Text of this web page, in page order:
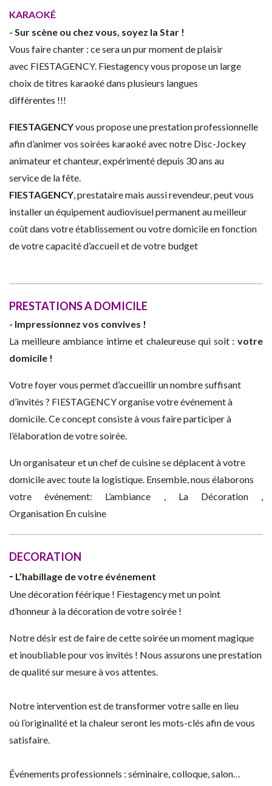
KARAOKÉ
- Sur scène ou chez vous, soyez la Star !
Vous faire chanter : ce sera un pur moment de plaisir
avec FIESTAGENCY. Fiestagency vous propose un large
choix de titres karaoké dans plusieurs langues
différentes !!!
FIESTAGENCYvous propose une prestation professionnelle
afin d’animer vos soirées karaoké avec notre Disc-Jockey
animateur et chanteur, expérimenté depuis 30 ans au
service de la fête.
FIESTAGENCY , prestataire mais aussi revendeur, peut vous
installer un équipement audiovisuel permanent au meilleur
coût dans votre établissement ou votre domicile en fonction
de votre capacité d’accueil et de votre budget
PRESTATIONS A DOMICILE
- Impressionnez vos convives !
La meilleure ambiance intime et chaleureuse qui soit : votre
domicile !
Votre foyer vous permet d’accueillir un nombre suffisant
d’invités ? FIESTAGENCY organise votre événement à
domicile. Ce concept consiste à vous faire participer à
l’élaboration de votre soirée.
Un organisateur et un chef de cuisine se déplacent à votre
domicile avec toute la logistique. Ensemble, nous élaborons
votre événement: L’ambiance , La Décoration ,
Organisation En cuisine
DECORATION
- L’habillage de votre événement
Une décoration féérique ! Fiestagency met un point
d’honneur à la décoration de votre soirée !
Notre désir est de faire de cette soirée un moment magique
et inoubliable pour vos invités ! Nous assurons une prestation
de qualité sur mesure à vos attentes.
Notre intervention est de transformer votre salle en lieu
où l’originalité et la chaleur seront les mots-clés afin de vous
satisfaire.
Événements professionnels : séminaire, colloque, salon…